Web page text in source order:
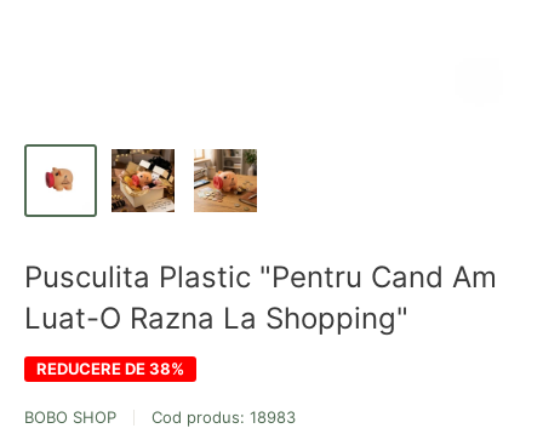
Pusculita Plastic "Pentru Cand Am
Luat-O Razna La Shopping"
REDUCERE DE 38%
BOBO SHOP Cod produs: 18983